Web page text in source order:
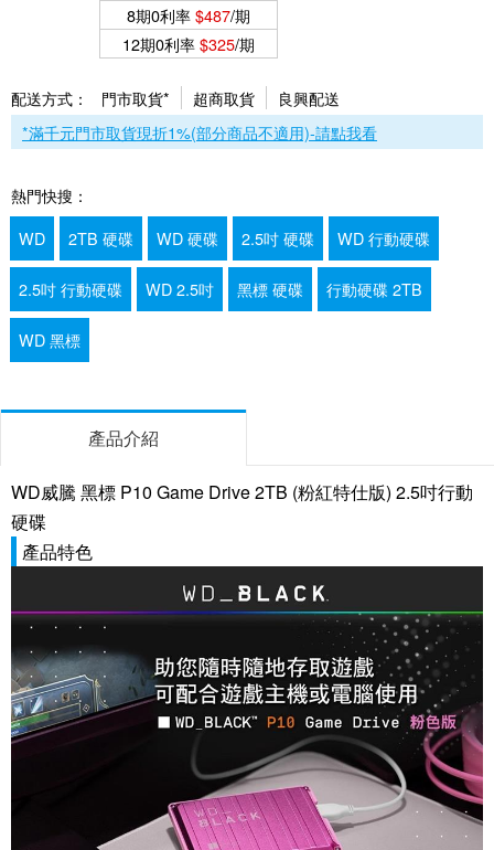
8期0利率$487/期
12期0利率$325/期
配送方式： 門市取貨* 超商取貨
良興配送
*滿千元門市取貨現折1%(部分商品不適用)-請點我看
熱門快搜：
WD
2TB 硬碟 WD 硬碟 2.5吋 硬碟 WD 行動硬碟
2.5吋 行動硬碟 WD 2.5吋 黑標 硬碟 行動硬碟 2TB
WD 黑標
產品介紹
WD威騰 黑標 P10 Game Drive 2TB (粉紅特仕版) 2.5吋行動
硬碟
產品特色